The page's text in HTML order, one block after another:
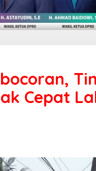
Cepat